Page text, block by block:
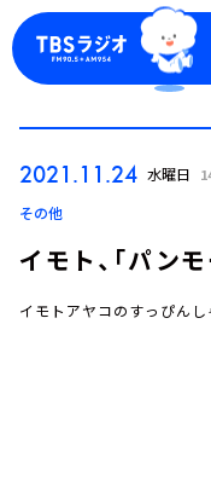
2021.11.24 水曜日
その他
イモト、「パン
イモトアヤコのすっぴんし